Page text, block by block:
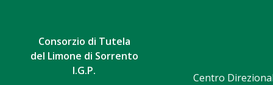
Consorzio di Tutela
del Limone di Sorrento
I.G.P.
Centro